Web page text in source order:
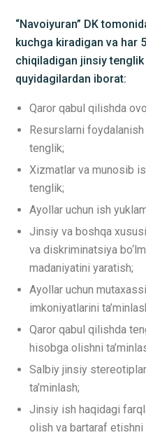
“Navoiyuran” DK
kuchga kiradigan va har
chiqiladigan jinsiy
quyidagilardan iborat:
Qaror qabul qilishda
Resurslarni
tenglik;
Xizmatlar va munosib
tenglik;
Ayollar uchun ish
Jinsiy va boshqa
va diskriminatsiya
madaniyatini yaratish;
Ayollar uchun
imkoniyatlarini
Qaror qabul qilishda
hisobga olishni
Salbiy jinsiy
ta’minlash;
Jinsiy ish haqidagi
olish va bartaraf etishni